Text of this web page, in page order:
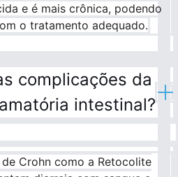
e é mais crônica, podendo
o tratamento adequado.
complicações da
intestinal?
Crohn como a Retocolite